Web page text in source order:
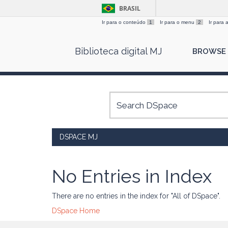
BRASIL
Ir para o conteúdo 1 Ir para o menu 2 Ir para
Biblioteca digital MJ BROWSE
DSPACE MJ
No Entries in Index
There are no entries in the index for "All of DSpace".
DSpace Home